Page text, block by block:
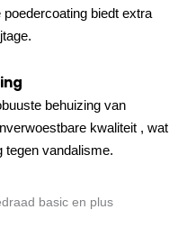
biedt extra
behuizing van
kwaliteit , wat
vandalisme.